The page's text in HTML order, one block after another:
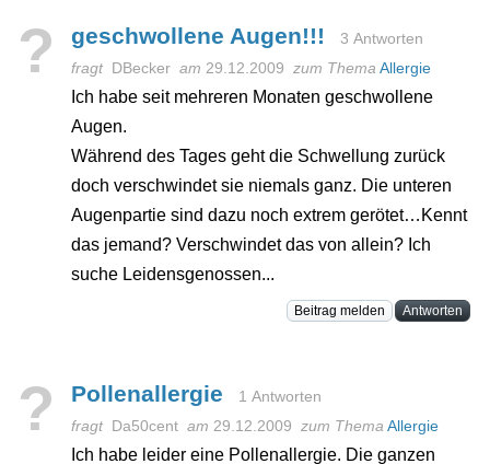
? geschwollene Augen!!!
3 Antworten
fragt DBecker am 29.12.2009 zum Thema Allergie
Ich habe seit mehreren Monaten geschwollene
Augen.
Während des Tages geht die Schwellung zurück
doch verschwindet sie niemals ganz. Die unteren
Augenpartie sind dazu noch extrem gerötet…Kennt
das jemand? Verschwindet das von allein? Ich
suche Leidensgenossen...
Beitrag melden Antworten
? Pollenallergie
1 Antworten
fragt Da50cent am 29.12.2009 zum Thema Allergie
Ich habe leider eine Pollenallergie. Die ganzen